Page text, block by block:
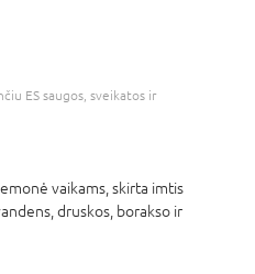
ES saugos, sveikatos ir
vaikams, skirta imtis
druskos, borakso ir